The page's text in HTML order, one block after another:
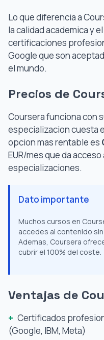
Lo que diferencia a
la calidad academica y
certificaciones
Google que son
el mundo.
Precios de
Coursera funciona con
especializacion cuesta
opcion mas rentable es
EUR/mes que da
especializaciones.
Dato importante
Muchos cursos en
accedes al contenido
Ademas, Coursera
cubrir el 100% del coste.
Ventajas de
+ Certificados
(Google, IBM, Meta)